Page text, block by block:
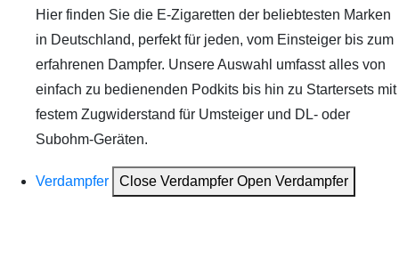
Hier finden Sie die E-Zigaretten der beliebtesten Marken
in Deutschland, perfekt für jeden, vom Einsteiger bis zum
erfahrenen Dampfer. Unsere Auswahl umfasst alles von
einfach zu bedienenden Podkits bis hin zu Startersets mit
festem Zugwiderstand für Umsteiger und DL- oder
Subohm-Geräten.
Verdampfer Close Verdampfer Open Verdampfer